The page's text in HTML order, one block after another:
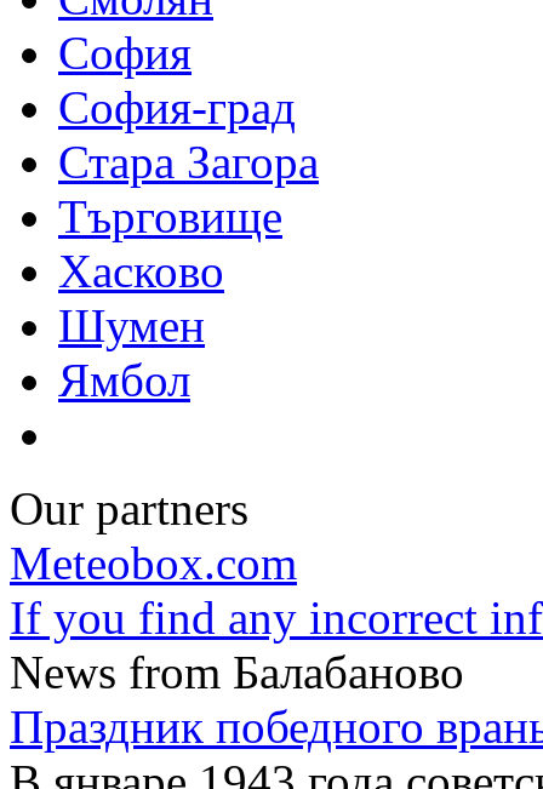
София
София-град
Стара Загора
Търговище
Хасково
Шумен
Ямбол
Our partners
Meteobox.com
If you find any incorrect
News from Балабаново
Праздник победного